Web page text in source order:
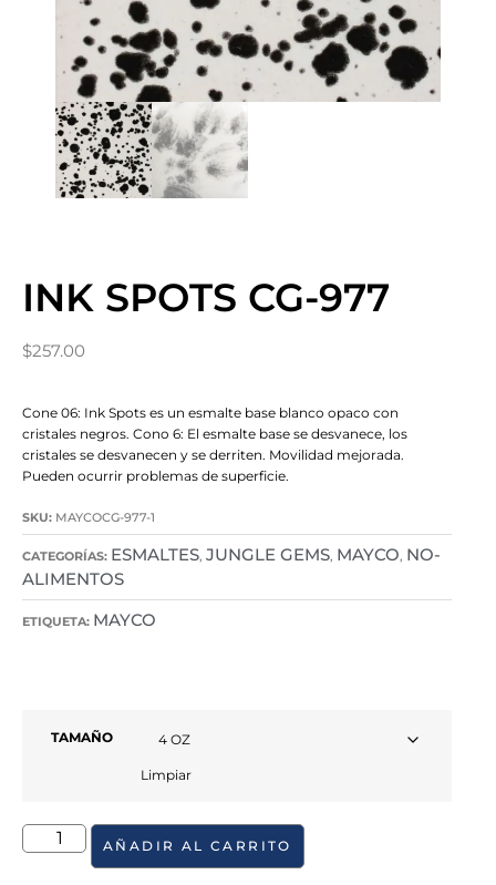
INK SPOTS CG-977
$257.00
Cone 06: Ink Spots es un esmalte base blanco opaco con
cristales negros. Cono 6: El esmalte base se desvanece, los
cristales se desvanecen y se derriten. Movilidad mejorada.
Pueden ocurrir problemas de superficie.
SKU: MAYCOCG-977-1
CATEGORÍAS: ESMALTES, JUNGLE GEMS, MAYCO, NO-
ALIMENTOS
ETIQUETA: MAYCO
TAMAÑO
Limpiar
AÑADIR AL CARRITO